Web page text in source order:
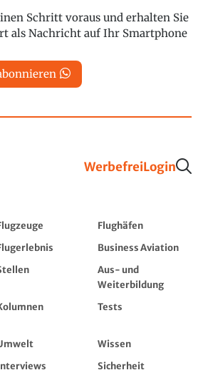
Schritt voraus und erhalten Sie
als Nachricht auf Ihr Smartphone
WerbefreiLogin
Flughäfen
Business Aviation
Aus- und
Weiterbildung
Tests
Wissen
Sicherheit